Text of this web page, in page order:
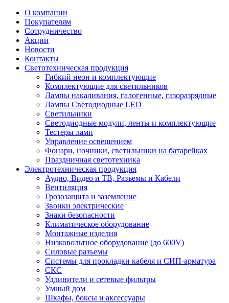
О компании
Покупателям
Сотрудничество
Акции
Новости
Контакты
Светотехническая продукция
Гибкий неон и комплектующие
Комплектующие для светильников
Лампы накаливания, галогенные, газоразрядные
Лампы Светодиодные LED
Светильники
Светодиодные модули, ленты и комплектующие
Тестеры ламп
Управление освещением
Фонари, ночники, светильники на батарейках
Праздничная светотехника
Электротехническая продукция
Аудио, Видео и ТВ, Разъемы и Кабели
Вентиляция
Грозозащита и заземление
Звонки электрические
Знаки безопасности
Климатическое оборудование
Монтажные изделия
Низковольтное оборудование (до 600V)
Силовые разъемы
Системы для прокладки кабеля и СИП-арматура
СКС
Удлинители и сетевые фильтры
Умный дом
Шкафы, боксы и аксессуары